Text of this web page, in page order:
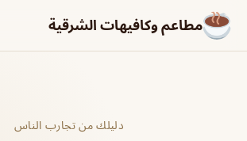
مطاعم وكافيهات الشرقية
دليلك من تجارب الناس